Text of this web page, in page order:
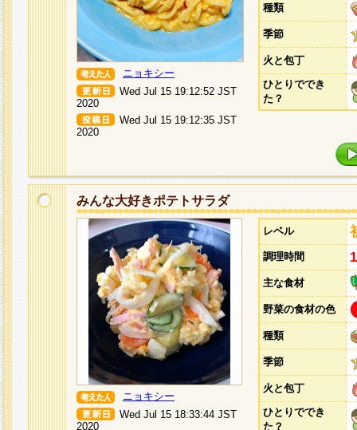
ニョキシー
Wed Jul 15 19:12:52 JST
2020
Wed Jul 15 19:12:35 JST
2020
種類
季節
火と包丁
ひとりででき
た？
みんな大好きポテトサラダ
ニョキシー
Wed Jul 15 18:33:44 JST
2020
レベル
調理時間
主な食材
野菜の食材の色
種類
季節
火と包丁
ひとりででき
た？